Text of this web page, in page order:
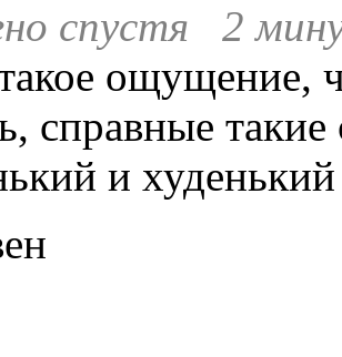
спустя 2
ощущение,
справные
и